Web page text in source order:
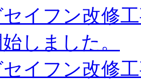
セイフン改修
しました。
セイフン改修